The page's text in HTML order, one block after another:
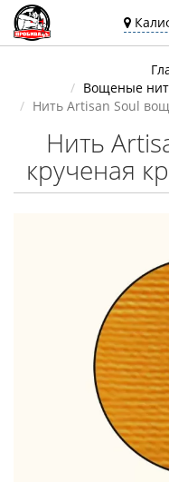
Вощеные
Нить Artisan Soul
Нить
крученая